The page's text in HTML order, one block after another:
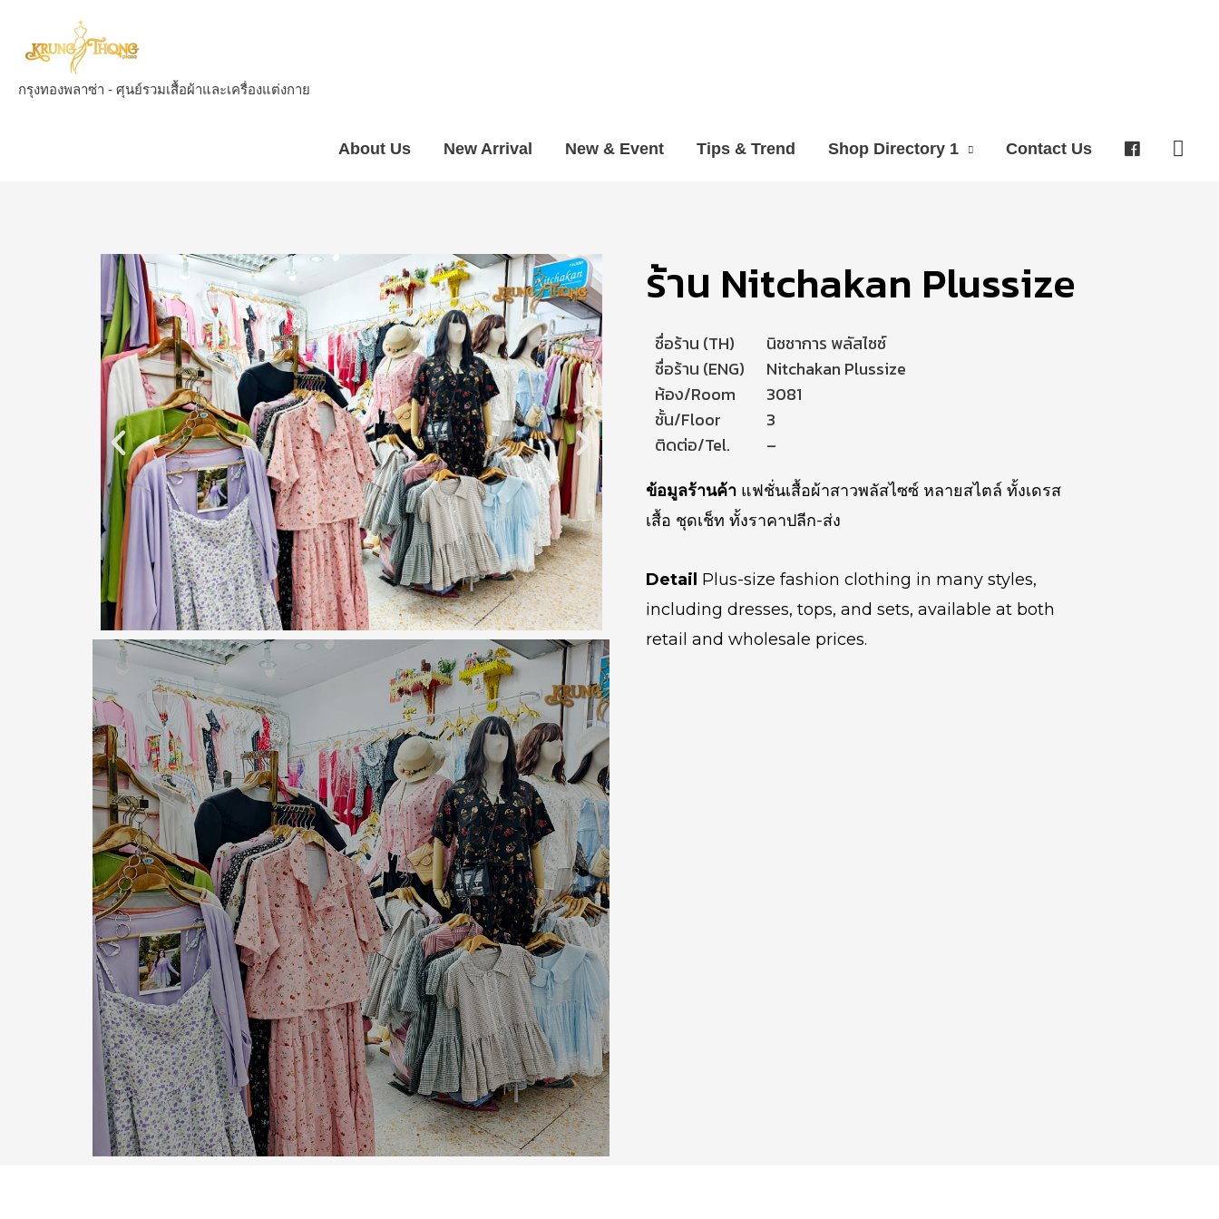
กรุงทองพลาซ่า - ศุนย์รวมเสื้อผ้าและเครื่องแต่งกาย
About Us New Arrival New & Event Tips & Trend Shop Directory 1 Contact Us
ร้าน Nitchakan Plussize
ชื่อร้าน (TH)
ชื่อร้าน (ENG)
ห้อง/Room
ชั้น/Floor
ติดต่อ/Tel.
นิชชาการ พลัสไซซ์
Nitchakan Plussize
3081
3
–
ข้อมูลร้านค้า แฟชั่นเสื้อผ้าสาวพลัสไซซ์ หลายสไตล์ ทั้งเดรส
เสื้อ ชุดเช็ท ทั้งราคาปลีก-ส่ง
Detail Plus-size fashion clothing in many styles,
including dresses, tops, and sets, available at both
retail and wholesale prices.